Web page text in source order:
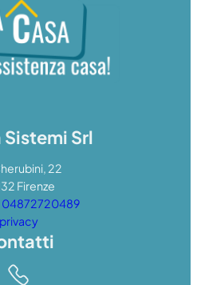
Sistemi Srl
22
Firenze
04872720489
privacy